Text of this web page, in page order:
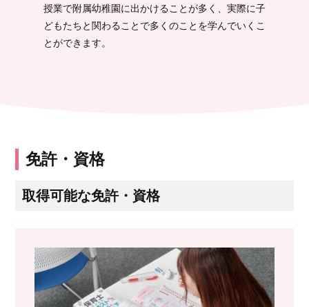
授業で附属幼稚園に出かけることが多く、実際に子
どもたちと関わることで多くのことを学んでいくこ
とができます。
免許・資格
取得可能な免許・資格